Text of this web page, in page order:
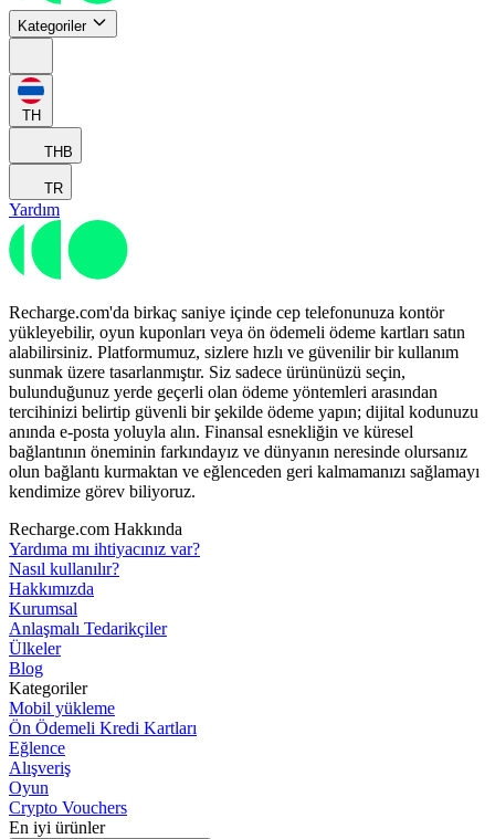
Kategoriler
TH
THB
TR
Yardım
Recharge.com'da birkaç saniye içinde cep telefonunuza kontör
yükleyebilir, oyun kuponları veya ön ödemeli ödeme kartları satın
alabilirsiniz. Platformumuz, sizlere hızlı ve güvenilir bir kullanım
sunmak üzere tasarlanmıştır. Siz sadece ürününüzü seçin,
bulunduğunuz yerde geçerli olan ödeme yöntemleri arasından
tercihinizi belirtip güvenli bir şekilde ödeme yapın; dijital kodunuzu
anında e-posta yoluyla alın. Finansal esnekliğin ve küresel
bağlantının öneminin farkındayız ve dünyanın neresinde olursanız
olun bağlantı kurmaktan ve eğlenceden geri kalmamanızı sağlamayı
kendimize görev biliyoruz.
Recharge.com Hakkında
Yardıma mı ihtiyacınız var?
Nasıl kullanılır?
Hakkımızda
Kurumsal
Anlaşmalı Tedarikçiler
Ülkeler
Blog
Kategoriler
Mobil yükleme
Ön Ödemeli Kredi Kartları
Eğlence
Alışveriş
Oyun
Crypto Vouchers
En iyi ürünler